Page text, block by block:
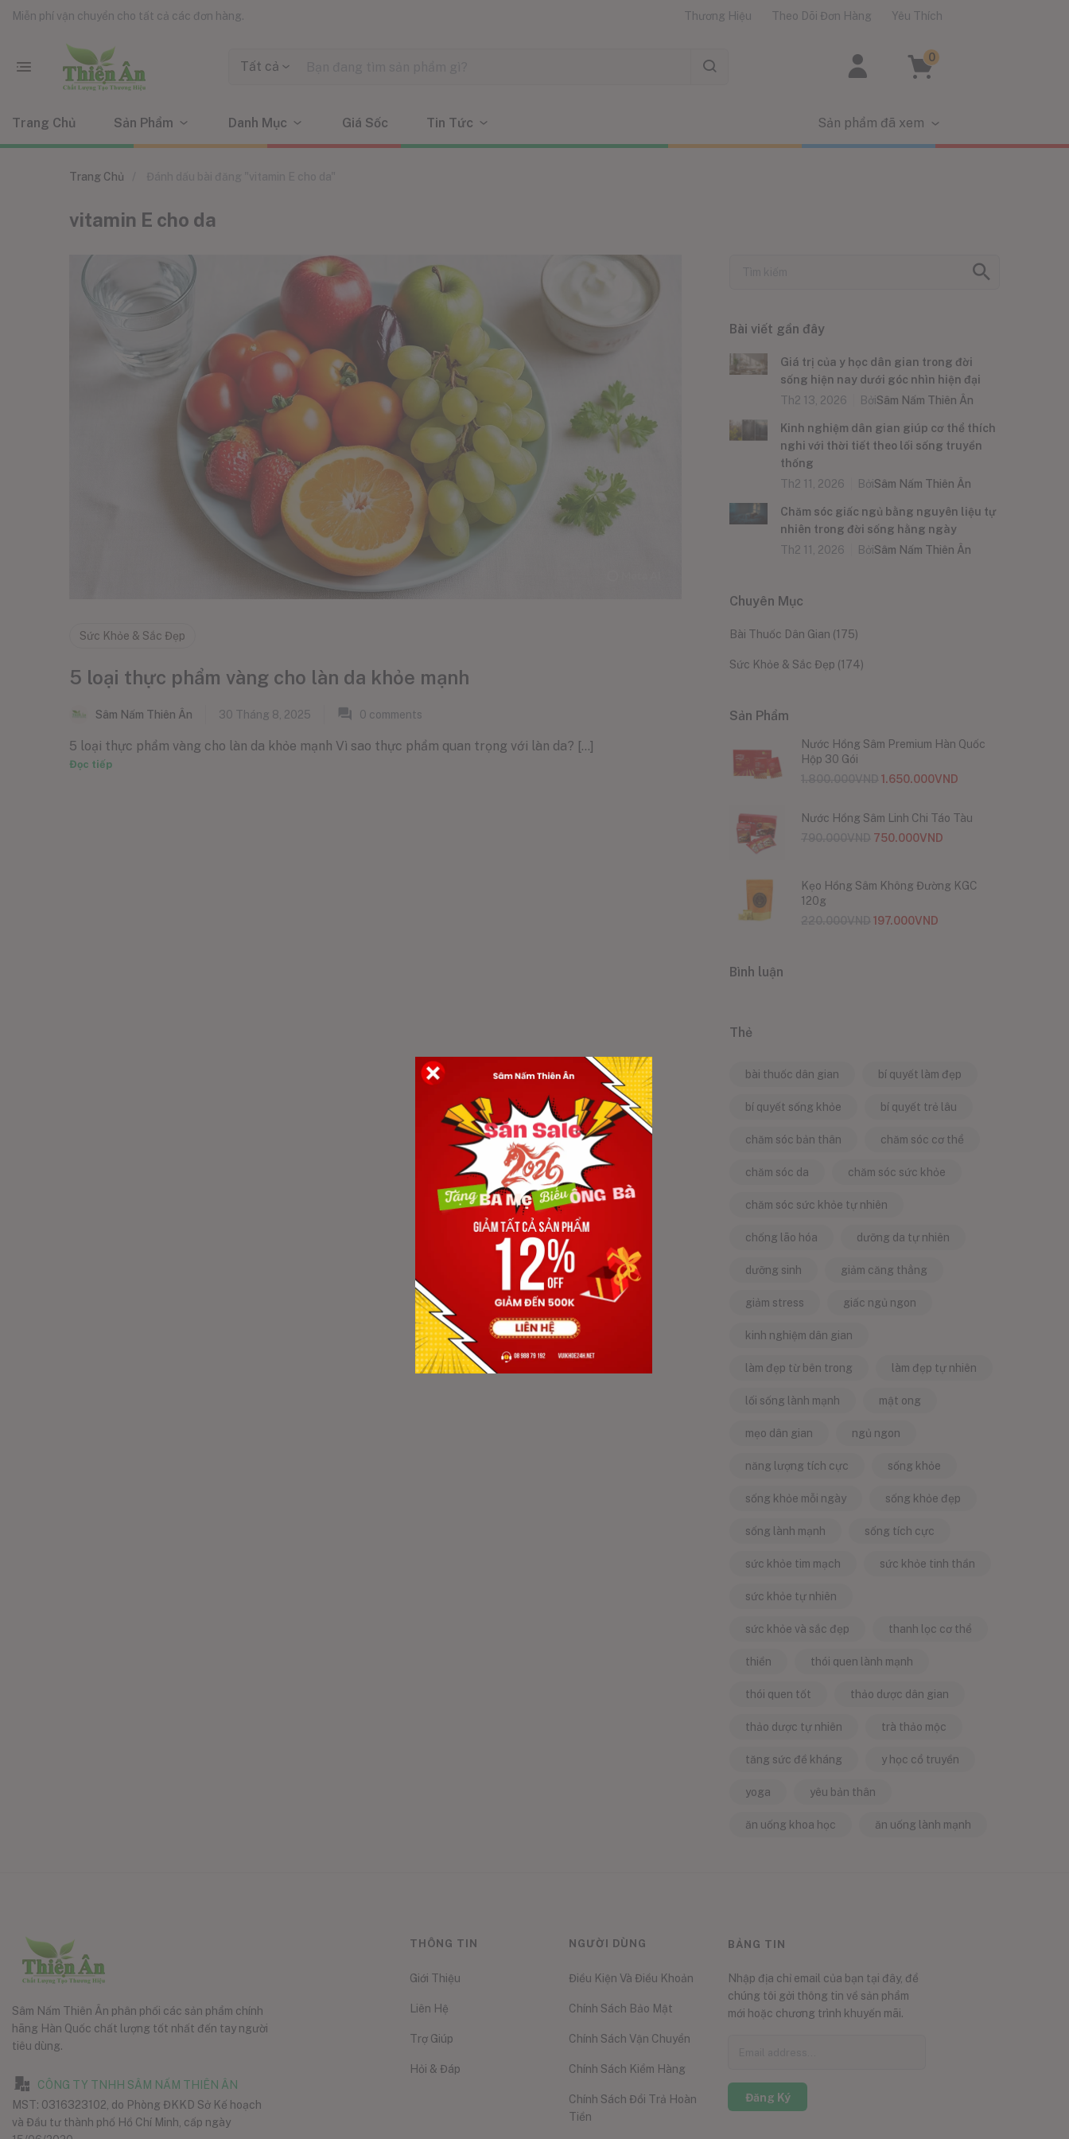
Miễn phí vận chuyển cho tất cả các đơn hàng. Thương Hiệu Theo Dõi Đơn Hàng Yêu Thích
Tất cả
0
Trang Chủ Sản Phẩm Danh Mục Giá Sốc Tin Tức Sản phẩm đã xem
Trang Chủ
vitamin E cho da
Sức Khỏe & Sắc Đẹp
5 loại thực phẩm vàng cho làn da khỏe mạnh
Sâm Nấm Thiên Ân 30 Tháng 8, 2025 0 comments
5 loại thực phẩm vàng cho làn da khỏe mạnh Vì sao thực phẩm quan trọng với làn da? [...]
Đọc tiếp
Bài viết gần đây
Giá trị của y học dân gian trong đời
sống hiện nay dưới góc nhìn hiện đại
Th2 13, 2026
BởiSâm Nấm Thiên Ân
Kinh nghiệm dân gian giúp cơ thể thích
nghi với thời tiết theo lối sống truyền
thống
Th2 11, 2026
BởiSâm Nấm Thiên Ân
Chăm sóc giấc ngủ bằng nguyên liệu tự
nhiên trong đời sống hằng ngày
Th2 11, 2026
BởiSâm Nấm Thiên Ân
Chuyên Mục
Bài Thuốc Dân Gian (175)
Sức Khỏe & Sắc Đẹp (174)
Sản Phẩm
Nước Hồng Sâm Premium Hàn Quốc
Hộp 30 Gói
1.650.000VND
Nước Hồng Sâm Linh Chi Táo Tàu
750.000VND
Kẹo Hồng Sâm Không Đường KGC
120g
197.000VND
Bình luận
Thẻ
bài thuốc dân gian bí quyết làm đẹp
bí quyết sống khỏe bí quyết trẻ lâu
chăm sóc bản thân chăm sóc cơ thể
chăm sóc da chăm sóc sức khỏe
chăm sóc sức khỏe tự nhiên
chống lão hóa dưỡng da tự nhiên
dưỡng sinh giảm căng thẳng
giảm stress giấc ngủ ngon
kinh nghiệm dân gian
làm đẹp từ bên trong làm đẹp tự nhiên
lối sống lành mạnh mật ong
mẹo dân gian ngủ ngon
năng lượng tích cực sống khỏe
sống khỏe mỗi ngày sống khỏe đẹp
sống lành mạnh sống tích cực
sức khỏe tim mạch sức khỏe tinh thần
sức khỏe tự nhiên
sức khỏe và sắc đẹp thanh lọc cơ thể
thiền thói quen lành mạnh
thói quen tốt thảo dược dân gian
thảo dược tự nhiên trà thảo mộc
tăng sức đề kháng y học cổ truyền
yoga yêu bản thân
ăn uống khoa học ăn uống lành mạnh
Sâm Nấm Thiên Ân phân phối các sản phẩm chính
hãng Hàn Quốc chất lượng tốt nhất đến tay người
tiêu dùng.
CÔNG TY TNHH SÂM NẤM THIÊN ÂN
MST: 0316323102, do Phòng ĐKKD Sở Kế hoạch
và Đầu tư thành phố Hồ Chí Minh, cấp ngày
THÔNG TIN
Giới Thiệu
Liên Hệ
Trợ Giúp
Hỏi & Đáp
NGƯỜI DÙNG
Điều Kiện Và Điều Khoản
Chính Sách Bảo Mật
Chính Sách Vận Chuyển
Chính Sách Kiểm Hàng
Chính Sách Đổi Trả Hoàn
Tiền
BẢNG TIN
Nhập địa chỉ email của bạn tại đây, để
chúng tôi gởi thông tin về sản phẩm
mới hoặc chương trình khuyến mãi.
Đăng Ký